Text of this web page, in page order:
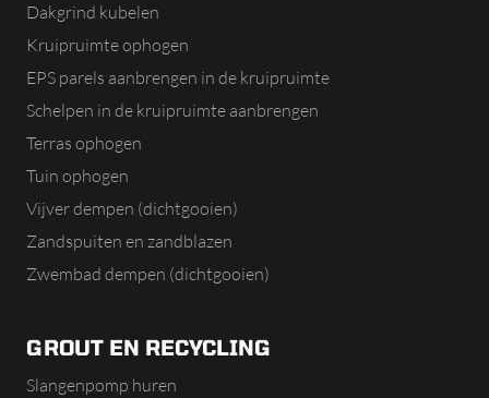
Dakgrind kubelen
Kruipruimte ophogen
EPS parels aanbrengen in de kruipruimte
Schelpen in de kruipruimte aanbrengen
Terras ophogen
Tuin ophogen
Vijver dempen (dichtgooien)
Zandspuiten en zandblazen
Zwembad dempen (dichtgooien)
GROUT EN RECYCLING
Slangenpomp huren